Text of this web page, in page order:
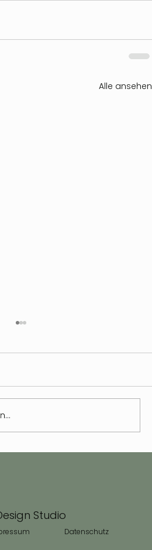
Alle ansehen
Studio
Datenschutz